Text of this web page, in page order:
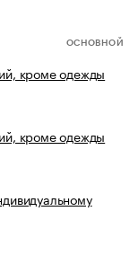
ОСНОВНОЙ
кроме одежды
кроме одежды